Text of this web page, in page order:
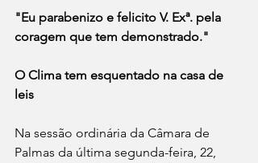
"Eu parabenizo e felicito V. Exª. pela
coragem que tem demonstrado."
O Clima tem esquentado na casa de
leis
Na sessão ordinária da Câmara de
Palmas da última segunda-feira, 22,